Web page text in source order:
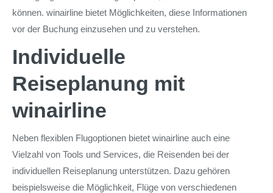
können. winairline bietet Möglichkeiten, diese Informationen
vor der Buchung einzusehen und zu verstehen.
Individuelle
Reiseplanung mit
winairline
Neben flexiblen Flugoptionen bietet winairline auch eine
Vielzahl von Tools und Services, die Reisenden bei der
individuellen Reiseplanung unterstützen. Dazu gehören
beispielsweise die Möglichkeit, Flüge von verschiedenen